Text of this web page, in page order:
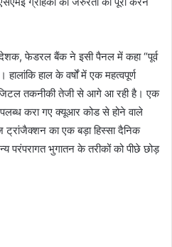
फेडरल बैंक ने इसी पैनल में कहा “पूर्व
हाल के वर्षों में एक महत्वपूर्ण
तकनीकी तेजी से आगे आ रही है। एक
करा गए क्यूआर कोड से होने वाले
का एक बड़ा हिस्सा दैनिक
परंपरागत भुगातन के तरीकों को पीछे छोड़